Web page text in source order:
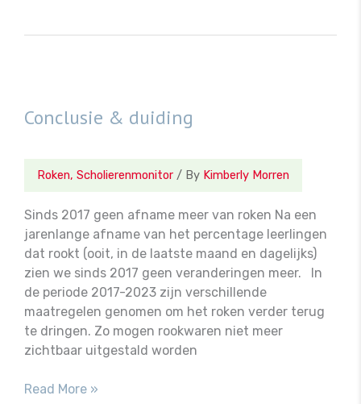
Conclusie & duiding
Roken, Scholierenmonitor / By Kimberly Morren
Sinds 2017 geen afname meer van roken Na een
jarenlange afname van het percentage leerlingen
dat rookt (ooit, in de laatste maand en dagelijks)
zien we sinds 2017 geen veranderingen meer. In
de periode 2017-2023 zijn verschillende
maatregelen genomen om het roken verder terug
te dringen. Zo mogen rookwaren niet meer
zichtbaar uitgestald worden
Conclusie
Read More »